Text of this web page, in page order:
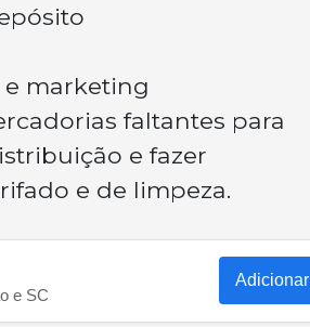
e marketing
faltantes para
e fazer
e de limpeza.
e SC
Adicionar